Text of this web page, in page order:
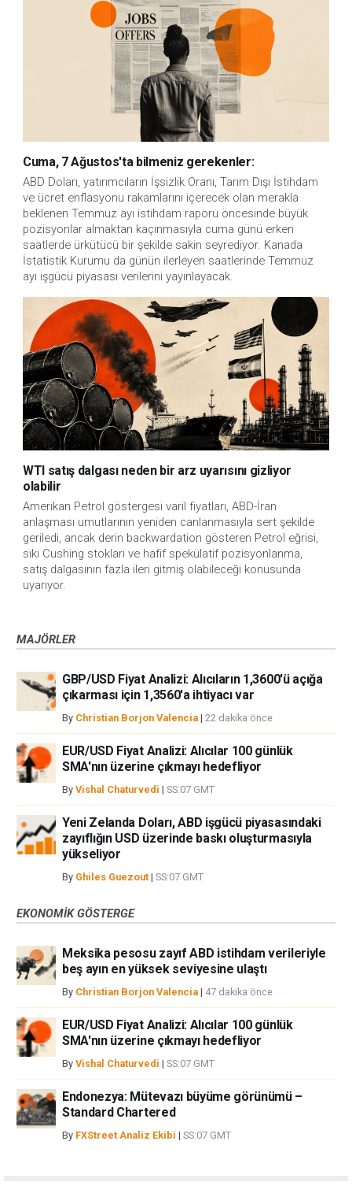
Cuma, 7 Ağustos'ta bilmeniz gerekenler:
ABD Doları, yatırımcıların İşsizlik Oranı, Tarım Dışı İstihdam
ve ücret enflasyonu rakamlarını içerecek olan merakla
beklenen Temmuz ayı istihdam raporu öncesinde büyük
pozisyonlar almaktan kaçınmasıyla cuma günü erken
saatlerde ürkütücü bir şekilde sakin seyrediyor. Kanada
İstatistik Kurumu da günün ilerleyen saatlerinde Temmuz
ayı işgücü piyasası verilerini yayınlayacak.
WTI satış dalgası neden bir arz uyarısını gizliyor
olabilir
Amerikan Petrol göstergesi varil fiyatları, ABD-İran
anlaşması umutlarının yeniden canlanmasıyla sert şekilde
geriledi, ancak derin backwardation gösteren Petrol eğrisi,
sıkı Cushing stokları ve hafif spekülatif pozisyonlanma,
satış dalgasının fazla ileri gitmiş olabileceği konusunda
uyarıyor.
MAJÖRLER
GBP/USD Fiyat Analizi: Alıcıların 1,3600'ü açığa
çıkarması için 1,3560'a ihtiyacı var
By Christian Borjon Valencia | 22 dakika önce
EUR/USD Fiyat Analizi: Alıcılar 100 günlük
SMA'nın üzerine çıkmayı hedefliyor
By Vishal Chaturvedi | SS:07 GMT
Yeni Zelanda Doları, ABD işgücü piyasasındaki
zayıflığın USD üzerinde baskı oluşturmasıyla
yükseliyor
By Ghiles Guezout | SS:07 GMT
EKONOMIK GÖSTERGE
Meksika pesosu zayıf ABD istihdam verileriyle
beş ayın en yüksek seviyesine ulaştı
By Christian Borjon Valencia | 47 dakika önce
EUR/USD Fiyat Analizi: Alıcılar 100 günlük
SMA'nın üzerine çıkmayı hedefliyor
By Vishal Chaturvedi | SS:07 GMT
Endonezya: Mütevazı büyüme görünümü –
Standard Chartered
By FXStreet Analiz Ekibi | SS:07 GMT